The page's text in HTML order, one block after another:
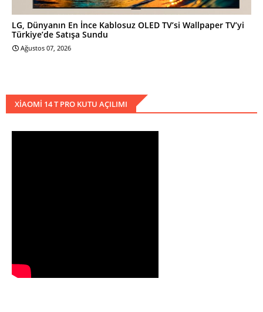
LG, Dünyanın En İnce Kablosuz OLED TV’si Wallpaper TV’yi
Türkiye’de Satışa Sundu
Ağustos 07, 2026
XIAOMI 14 T PRO KUTU AÇILIMI